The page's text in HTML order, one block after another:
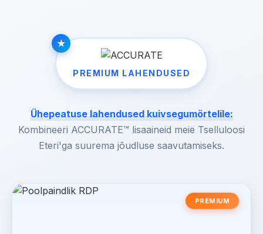
PREMIUM LAHENDUSED
Ühepeatuse lahendused kuivsegumörtelile:
Kombineeri ACCURATE™ lisaaineid meie Tselluloosi
Eteri'ga suurema jõudluse saavutamiseks.
PREMIUM